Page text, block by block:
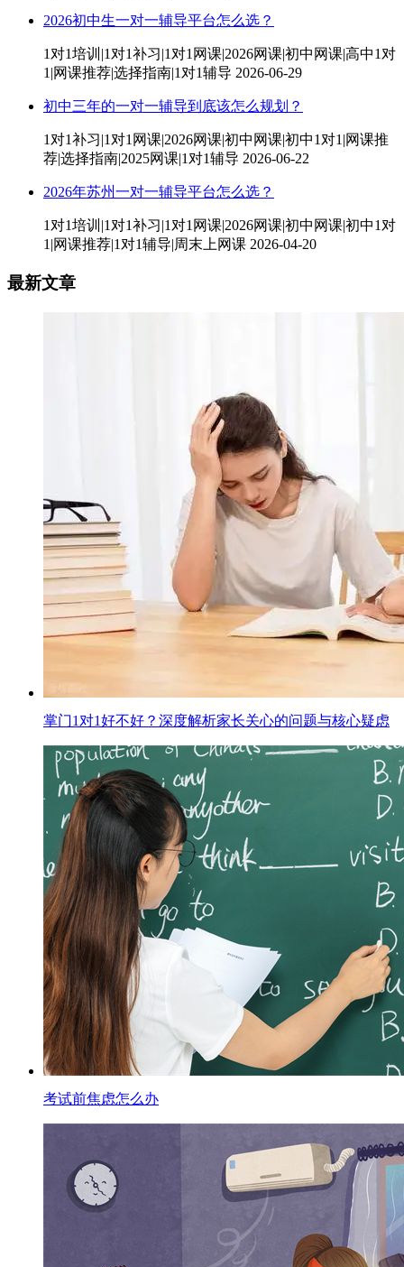
2026初中生一对一辅导平台怎么选？
1对1培训|1对1补习|1对1网课|2026网课|初中网课|高中1对
1|网课推荐|选择指南|1对1辅导 2026-06-29
初中三年的一对一辅导到底该怎么规划？
1对1补习|1对1网课|2026网课|初中网课|初中1对1|网课推
荐|选择指南|2025网课|1对1辅导 2026-06-22
2026年苏州一对一辅导平台怎么选？
1对1培训|1对1补习|1对1网课|2026网课|初中网课|初中1对
1|网课推荐|1对1辅导|周末上网课 2026-04-20
最新文章
掌门1对1好不好？深度解析家长关心的问题与核心疑虑
考试前焦虑怎么办